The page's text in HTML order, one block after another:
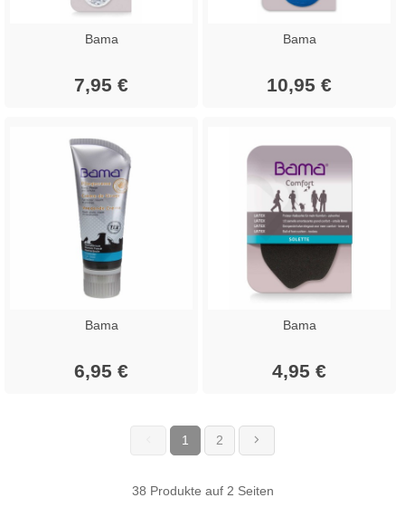
Bama
7,95 €
Bama
10,95 €
Bama
6,95 €
Bama
4,95 €
1 (current)
2
38 Produkte auf 2 Seiten